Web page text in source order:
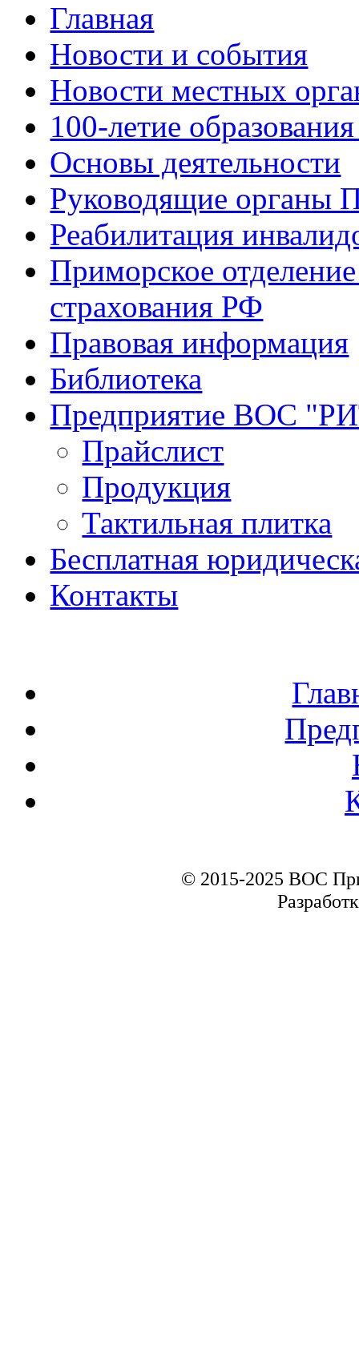
Главная
Новости и события
Новости местных
100-летие
Основы деятельности
Руководящие органы
Реабилитация
Приморское
страхования РФ
Правовая информация
Библиотека
Предприятие ВОС
Прайслист
Продукция
Тактильная плитка
Бесплатная
Контакты
© 2015-2025 ВОС